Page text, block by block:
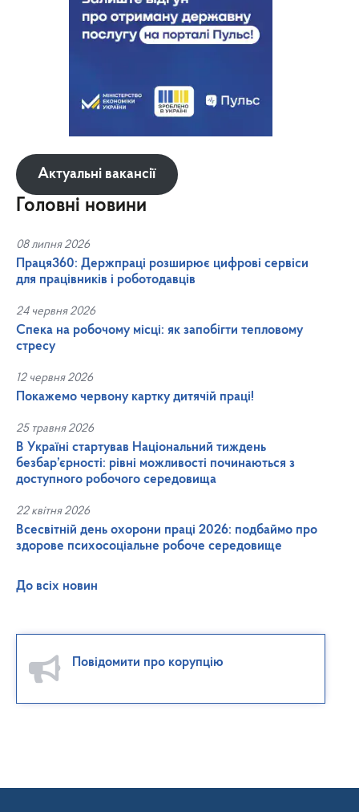
Актуальні вакансії
Головні новини
08 липня 2026
Праця360: Держпраці розширює цифрові сервіси
для працівників і роботодавців
24 червня 2026
Спека на робочому місці: як запобігти тепловому
стресу
12 червня 2026
Покажемо червону картку дитячій праці!
25 травня 2026
В Україні стартував Національний тиждень
безбар’єрності: рівні можливості починаються з
доступного робочого середовища
22 квітня 2026
Всесвітній день охорони праці 2026: подбаймо про
здорове психосоціальне робоче середовище
До всіх новин
Повідомити про корупцію